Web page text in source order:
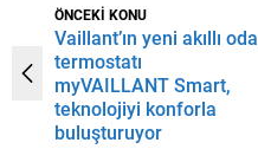
ÖNCEKİ KONU
Vaillant’ın yeni akıllı oda
termostatı
myVAILLANT Smart,
teknolojiyi konforla
buluşturuyor